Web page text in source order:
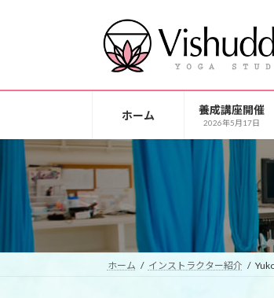
キ
に
ホーム 養成講座開催
2026年5月17日
ホーム インストラクター紹介